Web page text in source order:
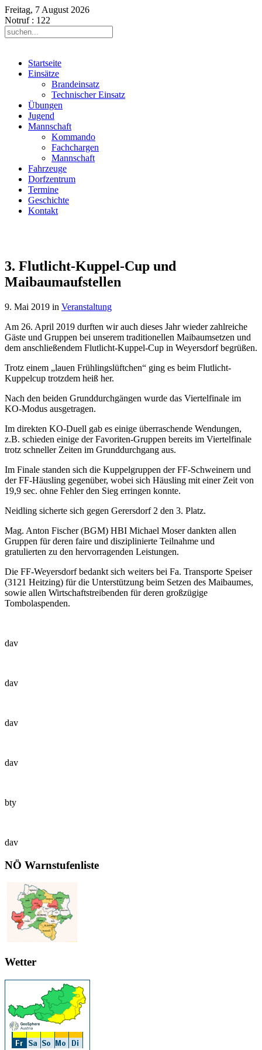
Freitag, 7 August 2026
Notruf: 122
Startseite
Einsätze
Brandeinsatz
Technischer Einsatz
Übungen
Jugend
Mannschaft
Kommando
Fachchargen
Mannschaft
Fahrzeuge
Dorfzentrum
Termine
Geschichte
Kontakt
3. Flutlicht-Kuppel-Cup und
Maibaumaufstellen
9. Mai 2019 in Veranstaltung
Am 26. April 2019 durften wir auch dieses Jahr wieder zahlreiche
Gäste und Gruppen bei unserem traditionellen Maibaumsetzen und
dem anschließendem Flutlicht-Kuppel-Cup in Weyersdorf begrüßen.
Trotz einem „lauen Frühlingslüftchen“ ging es beim Flutlicht-
Kuppelcup trotzdem heiß her.
Nach den beiden Grunddurchgängen wurde das Viertelfinale im
KO-Modus ausgetragen.
Im direkten KO-Duell gab es einige überraschende Wendungen,
z.B. schieden einige der Favoriten-Gruppen bereits im Viertelfinale
trotz schneller Zeiten im Grunddurchgang aus.
Im Finale standen sich die Kuppelgruppen der FF-Schweinern und
der FF-Häusling gegenüber, wobei sich Häusling mit einer Zeit von
19,9 sec. ohne Fehler den Sieg erringen konnte.
Neidling sicherte sich gegen Gerersdorf 2 den 3. Platz.
Mag. Anton Fischer (BGM) HBI Michael Moser dankten allen
Gruppen für deren faire und disziplinierte Teilnahme und
gratulierten zu den hervorragenden Leistungen.
Die FF-Weyersdorf bedankt sich weiters bei Fa. Transporte Speiser
(3121 Heitzing) für die Unterstützung beim Setzen des Maibaumes,
sowie allen Wirtschaftstreibenden für deren großzügige
Tombolaspenden.
dav
dav
dav
dav
bty
dav
NÖ Warnstufenliste
Wetter